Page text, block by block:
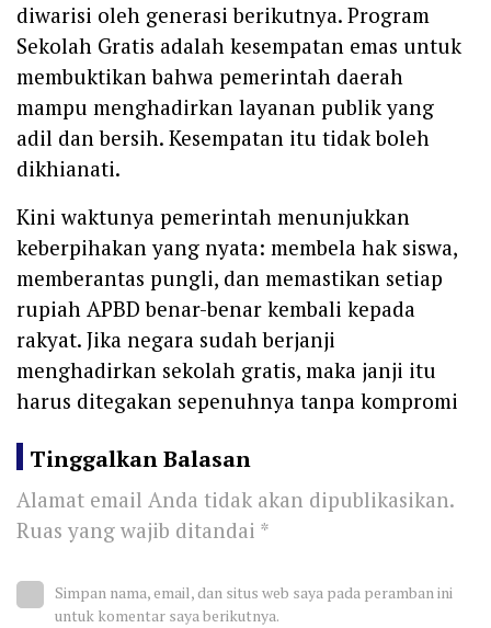
diwarisi oleh generasi berikutnya. Program
Sekolah Gratis adalah kesempatan emas untuk
membuktikan bahwa pemerintah daerah
mampu menghadirkan layanan publik yang
adil dan bersih. Kesempatan itu tidak boleh
dikhianati.
Kini waktunya pemerintah menunjukkan
keberpihakan yang nyata: membela hak siswa,
memberantas pungli, dan memastikan setiap
rupiah APBD benar-benar kembali kepada
rakyat. Jika negara sudah berjanji
menghadirkan sekolah gratis, maka janji itu
harus ditegakan sepenuhnya tanpa kompromi
Tinggalkan Balasan
Alamat email Anda tidak akan dipublikasikan.
Ruas yang wajib ditandai *
Simpan nama, email, dan situs web saya pada peramban ini
untuk komentar saya berikutnya.